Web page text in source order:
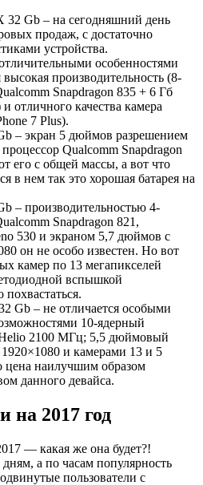
32 Gb – на сегодняшний день
продаж, с достаточно
устройства.
особенностями
высокая производительность (8-
Snapdragon 835 + 6 Гб
отличного качества камера
7 Plus).
– экран 5 дюймов разрешением
Qualcomm Snapdragon
его с общей массы, а вот что
в нем так это хорошая батарея на
– производительностью 4-
Snapdragon 821,
530 и экраном 5,7 дюймов с
он не особо известен. Но вот
камер по 13 мегапикселей
вспышкой
Gb – не отличается особыми
10-ядерный
2100 МГц; 5,5 дюймовый
и камерами 13 и 5
цена наилучшим образом
данного девайса.
на 2017 год
— какая же она будет?!
а по часам популярность
пользователи с